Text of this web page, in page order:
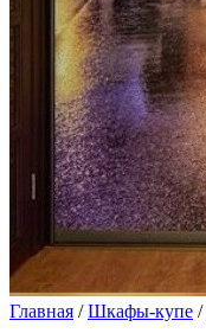
Главная /Шкафы-купе /